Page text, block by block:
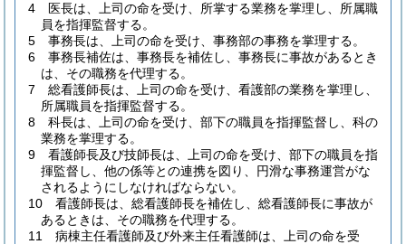
4
医長は、上司の命を受け、所掌する業務を掌理し、所属職
員を指揮監督する。
5
事務長は、上司の命を受け、事務部の事務を掌理する。
6
事務長補佐は、事務長を補佐し、事務長に事故があるとき
は、その職務を代理する。
7
総看護師長は、上司の命を受け、看護部の業務を掌理し、
所属職員を指揮監督する。
8
科長は、上司の命を受け、部下の職員を指揮監督し、科の
業務を掌理する。
9
看護師長及び技師長は、上司の命を受け、部下の職員を指
揮監督し、他の係等との連携を図り、円滑な事務運営がな
されるようにしなければならない。
10
看護師長は、総看護師長を補佐し、総看護師長に事故が
あるときは、その職務を代理する。
11
病棟主任看護師及び外来主任看護師は、上司の命を受